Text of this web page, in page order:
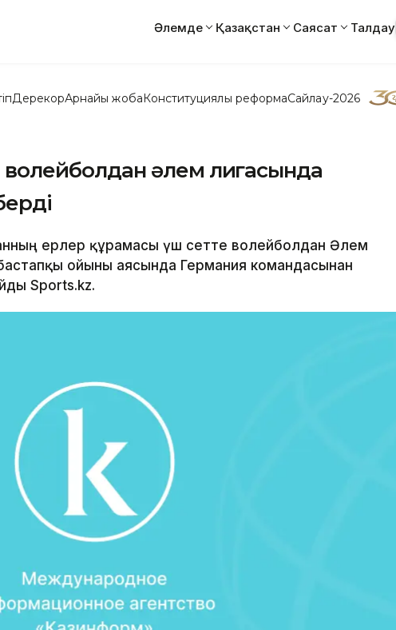
Әлемде Қазақстан Саясат Талдау
ДерекқорАрнайы жобаКонституциялық реформаСайлау-2026
волейболдан әлем лигасында
ерлер құрамасы үш сетте волейболдан Әлем
ойыны аясында Германия командасынан
Sports.kz.